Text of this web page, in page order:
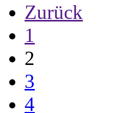
Zurück
1
2
3
4